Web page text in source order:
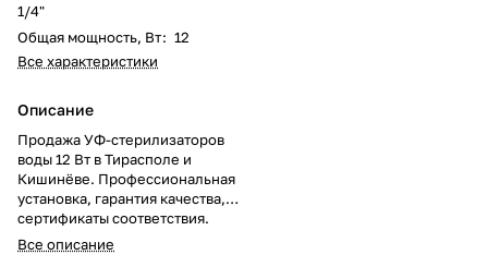
1/4"
Общая мощность, Вт: 12
Все характеристики
Описание
Продажа УФ-стерилизаторов
воды 12 Вт в Тирасполе и
Кишинёве. Профессиональная
установка, гарантия качества,
сертификаты соответствия.
Доставка по ПМР и Молдове.
Закажите систему
Все описание